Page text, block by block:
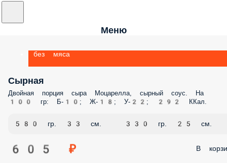
Меню
без мяса
Сырная
Двойная порция сыра Моцарелла, сырный соус. На
100 гр: Б-10; Ж-18; У-22; 292 ККал.
580 гр. 33 см. 330 гр. 25 см.
605 ₽ В